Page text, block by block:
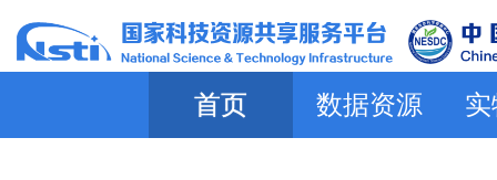
首页 数据资源